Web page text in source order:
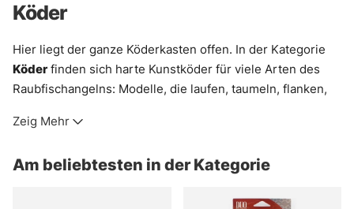
Köder
Hier liegt der ganze Köderkasten offen. In der Kategorie
Köder finden sich harte Kunstköder für viele Arten des
Raubfischangelns: Modelle, die laufen, taumeln, flanken,
Genau das macht sie so brauchbar. Mal für träge Fische in
Schilfränder oder freies Wasser.
Zeig Mehr
Am beliebtesten in der Kategorie